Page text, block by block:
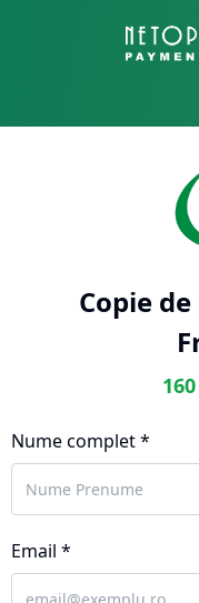
Copie
160
Nume complet *
Email *